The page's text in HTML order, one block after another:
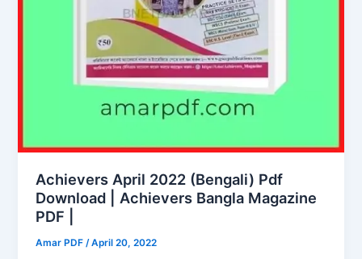
Achievers April 2022 (Bengali) Pdf
Download | Achievers Bangla Magazine
PDF |
Amar PDF /April 20, 2022